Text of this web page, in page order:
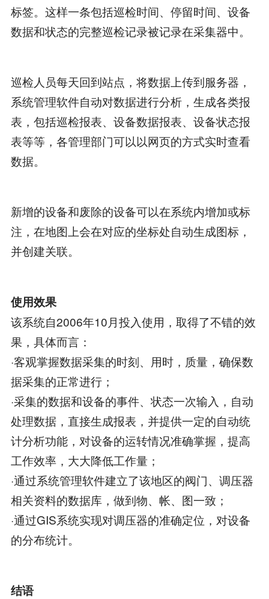
标签。这样一条包括巡检时间、停留时间、设备
数据和状态的完整巡检记录被记录在采集器中。
巡检人员每天回到站点，将数据上传到服务器，
系统管理软件自动对数据进行分析，生成各类报
表，包括巡检报表、设备数据报表、设备状态报
表等等，各管理部门可以以网页的方式实时查看
数据。
新增的设备和废除的设备可以在系统内增加或标
注，在地图上会在对应的坐标处自动生成图标，
并创建关联。
使用效果
该系统自2006年10月投入使用，取得了不错的效
果，具体而言：
·客观掌握数据采集的时刻、用时，质量，确保数
据采集的正常进行；
·采集的数据和设备的事件、状态一次输入，自动
处理数据，直接生成报表，并提供一定的自动统
计分析功能，对设备的运转情况准确掌握，提高
工作效率，大大降低工作量；
·通过系统管理软件建立了该地区的阀门、调压器
相关资料的数据库，做到物、帐、图一致；
·通过GIS系统实现对调压器的准确定位，对设备
的分布统计。
结语